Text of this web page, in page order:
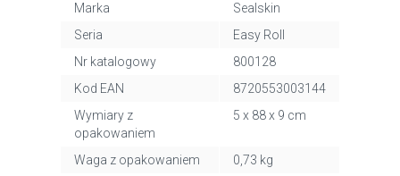
Marka
Sealskin
Seria
Easy Roll
Nr katalogowy
800128
Kod EAN
8720553003144
Wymiary z
opakowaniem
5 x 88 x 9 cm
Waga z opakowaniem
0,73 kg